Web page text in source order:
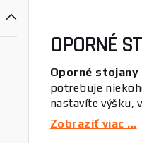
OPORNÉ
Oporné
potrebuje
nastavíte výšku,
ručnou pílou,
Zobraziť viac ...